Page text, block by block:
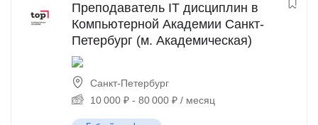
Преподаватель IT дисциплин в
Компьютерной Академии Санкт-
Петербург (м. Академическая)
Санкт-Петербург
10 000 ₽ - 80 000 ₽ / месяц